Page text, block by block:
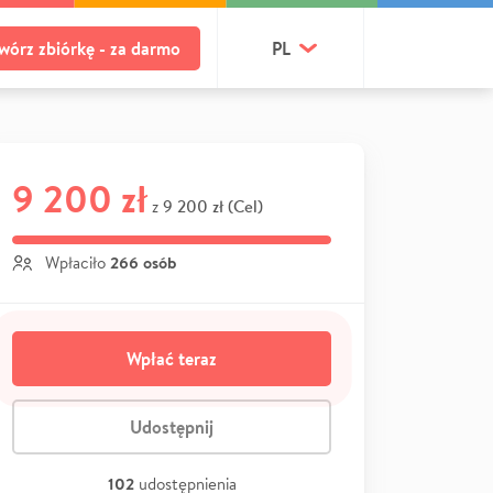
zbiórkę - za darmo PL
9 200 zł z 9 200 zł (Cel)
Wpłaciło 266 osób
Wpłać teraz
Udostępnij
102 udostępnienia